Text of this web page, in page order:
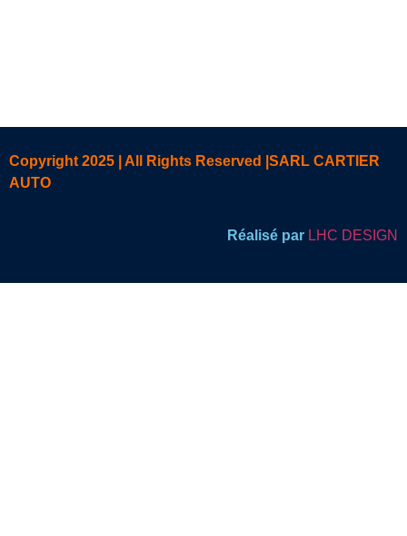
Copyright 2025 | All Rights Reserved |SARL CARTIER
AUTO
Réalisé par LHC DESIGN